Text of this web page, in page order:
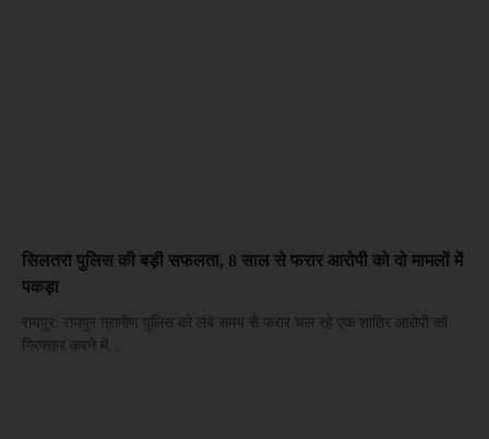
सिलतरा पुलिस की बड़ी सफलता, 8 साल से फरार आरोपी को दो मामलों में
पकड़ा
रायपुर: रायपुर ग्रामीण पुलिस को लंबे समय से फरार चल रहे एक शातिर आरोपी को
गिरफ्तार करने में...